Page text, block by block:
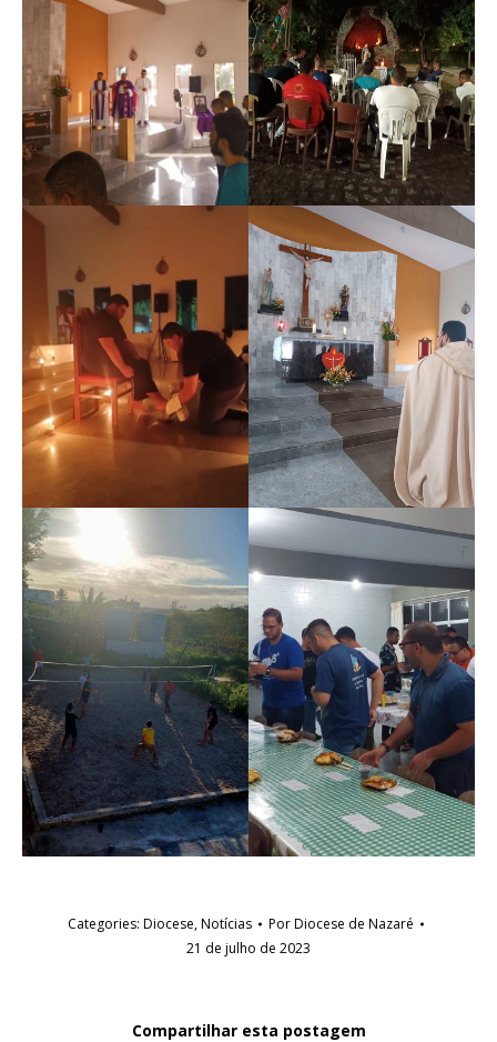
Categories: Diocese,Notícias PorDiocese de Nazaré
21 de julho de 2023
Compartilhar esta postagem